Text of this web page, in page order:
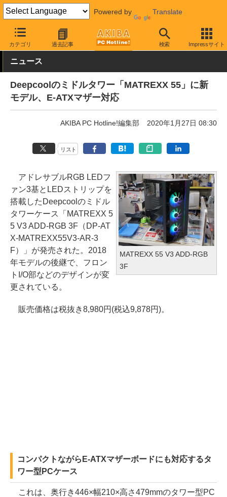
Powered by Translate
カテゴリ 過去記事 検索 Impressサイト
AKIBA PC Hotline! PCパーツ PCケース タワー型
ニュース
Deepcoolのミドルタワー「MATREXX 55」に新
モデル、E-ATXマザー対応
AKIBA PC Hotline!編集部 2020年1月27日 08:30
リスト
MATREXX 55 V3 ADD-RGB
3F
アドレサブルRGB LEDフ
ァン3基とLEDストリップを
搭載したDeepcoolのミドル
タワーケース「MATREXX 5
5 V3 ADD-RGB 3F（DP-AT
X-MATREXX55V3-AR-3
F）」が発売された。2018
年モデルの後継で、フロン
トI/O部などのデザインが変
更されている。
販売価格は税抜き8,980円(税込9,878円)。
コンパクトながらE-ATXマザーボードにも対応するタ
ワー型PCケース
これは、奥行き446×幅210×高さ479mmのタワー型PC